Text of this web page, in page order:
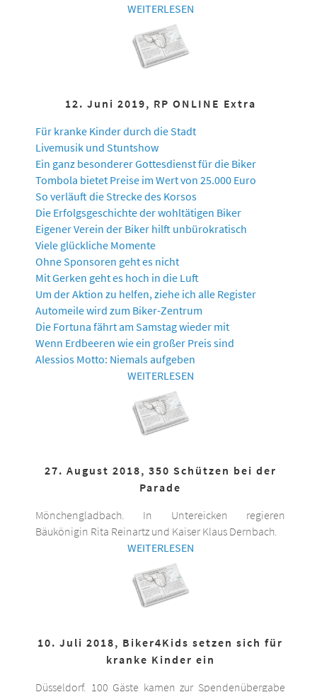
WEITERLESEN
12. Juni 2019, RP ONLINE Extra
Für kranke Kinder durch die Stadt
Livemusik und Stuntshow
Ein ganz besonderer Gottesdienst für die Biker
Tombola bietet Preise im Wert von 25.000 Euro
So verläuft die Strecke des Korsos
Die Erfolgsgeschichte der wohltätigen Biker
Eigener Verein der Biker hilft unbürokratisch
Viele glückliche Momente
Ohne Sponsoren geht es nicht
Mit Gerken geht es hoch in die Luft
Um der Aktion zu helfen, ziehe ich alle Register
Automeile wird zum Biker-Zentrum
Die Fortuna fährt am Samstag wieder mit
Wenn Erdbeeren wie ein großer Preis sind
Alessios Motto: Niemals aufgeben
WEITERLESEN
27. August 2018, 350 Schützen bei der
Parade
Mönchengladbach. In Untereicken regieren
Bäukönigin Rita Reinartz und Kaiser Klaus Dernbach.
WEITERLESEN
10. Juli 2018, Biker4Kids setzen sich für
kranke Kinder ein
Düsseldorf. 100 Gäste kamen zur Spendenübergabe